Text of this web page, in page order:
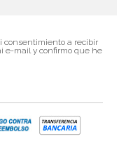
consentimiento a recibir
e-mail y confirmo que he